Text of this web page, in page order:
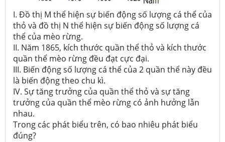
I. Đồ thị M thể hiện sự biến động số lượng cá thể của
thỏ và đồ thị N thể hiện sự biến động số lượng cá
thể của mèo rừng.
II. Năm 1865, kích thước quần thể thỏ và kích thước
quần thể mèo rừng đều đạt cực đại.
III. Biến động số lượng cá thể của 2 quần thể này đều
là biến động theo chu kì.
IV. Sự tăng trưởng của quần thể thỏ và sự tăng
trưởng của quần thể mèo rừng có ảnh hưởng lẫn
nhau.
Trong các phát biểu trên, có bao nhiêu phát biểu
đúng?